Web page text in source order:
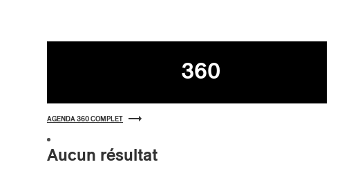
360
AGENDA 360 COMPLET
Aucun résultat